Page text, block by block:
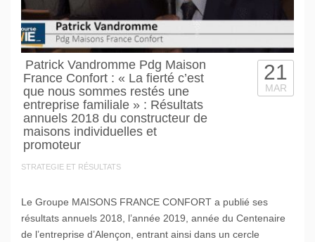
Patrick Vandromme Pdg Maison
France Confort : « La fierté c’est
que nous sommes restés une
entreprise familiale » : Résultats
annuels 2018 du constructeur de
maisons individuelles et
promoteur
STRATEGIE ET RÉSULTATS
21
MAR
Le Groupe MAISONS FRANCE CONFORT a publié ses
résultats annuels 2018, l’année 2019, année du Centenaire
de l’entreprise d’Alençon, entrant ainsi dans un cercle